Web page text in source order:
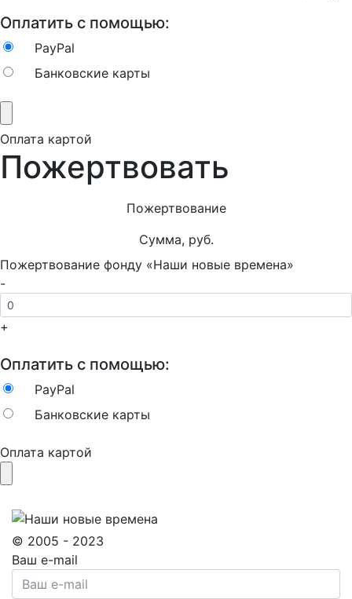
Оплатить с помощью:
PayPal
Банковские карты
Оплата картой
Пожертвовать
Пожертвование
Сумма, руб.
Пожертвование фонду «Наши новые времена»
-
+
Оплатить с помощью:
PayPal
Банковские карты
Оплата картой
© 2005 - 2023
Ваш e-mail